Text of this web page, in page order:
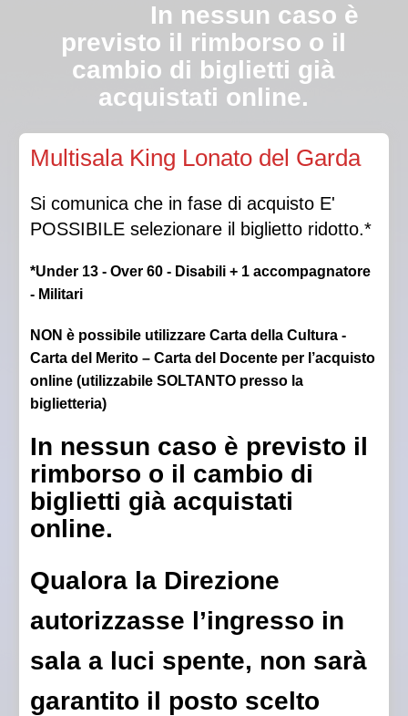
In nessun caso è
previsto il rimborso o il
cambio di biglietti già
acquistati online.
luci spente, non sarà garantito il posto scelto.
Multisala King Lonato del Garda
Si comunica che in fase di acquisto E'
POSSIBILE selezionare il biglietto ridotto.*
*Under 13 - Over 60 - Disabili + 1 accompagnatore
- Militari
NON è possibile utilizzare Carta della Cultura -
Carta del Merito – Carta del Docente per l’acquisto
online (utilizzabile SOLTANTO presso la
biglietteria)
In nessun caso è previsto il
rimborso o il cambio di
biglietti già acquistati
online.
Qualora la Direzione
autorizzasse l’ingresso in
sala a luci spente, non sarà
garantito il posto scelto